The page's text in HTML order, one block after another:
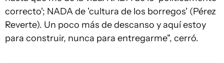
correcto'; NADA de 'cultura de los borregos' (Pérez
Reverte). Un poco más de descanso y aquí estoy
para construir, nunca para entregarme", cerró.